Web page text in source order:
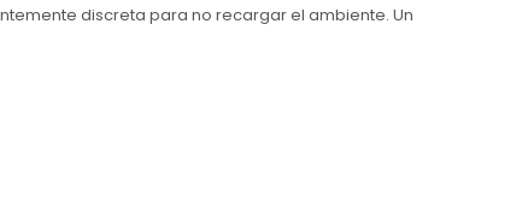
discreta para no recargar el ambiente. Un